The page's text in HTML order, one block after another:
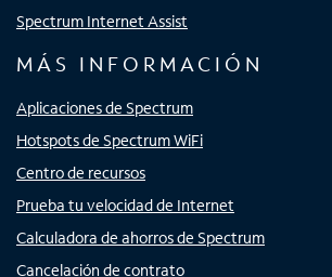
Spectrum Internet Assist
MÁS INFORMACIÓN
Aplicaciones de Spectrum
Hotspots de Spectrum WiFi
Centro de recursos
Prueba tu velocidad de Internet
Calculadora de ahorros de Spectrum
Cancelación de contrato